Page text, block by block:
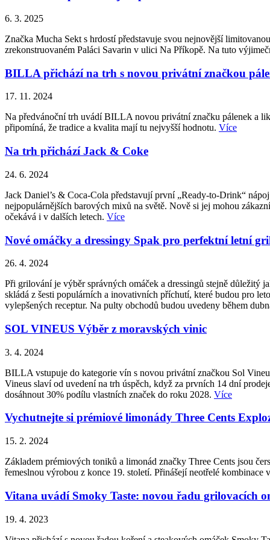
6. 3. 2025
Značka Mucha Sekt s hrdostí představuje svou nejnovější
zrekonstruovaném Paláci Savarin v ulici Na Příkopě. Na tuto
BILLA přichází na trh s novou privátní značkou
17. 11. 2024
Na předvánoční trh uvádí BILLA novou privátní značku pálenek a
připomíná, že tradice a kvalita mají tu nejvyšší hodnotu. Více
Na trh přichází Jack & Coke
24. 6. 2024
Jack Daniel’s & Coca-Cola představují první „Ready-to-Drink“
nejpopulárnějších barových mixů na světě. Nově si jej mohou
očekává i v dalších letech. Více
Nové omáčky a dressingy Spak pro perfektní letní
26. 4. 2024
Při grilování je výběr správných omáček a dressingů stejně důležitý
skládá z šesti populárních a inovativních příchutí, které budou pro
vylepšených receptur. Na pulty obchodů budou uvedeny během
SOL VINEUS Výběr z moravských vinic
3. 4. 2024
BILLA vstupuje do kategorie vín s novou privátní značkou Sol
Vineus slaví od uvedení na trh úspěch, když za prvních 14 dní
dosáhnout 30% podílu vlastních značek do roku 2028. Více
Vychutnejte si prémiové limonády Three Cents
15. 2. 2024
Základem prémiových toniků a limonád značky Three Cents jsou
řemeslnou výrobou z konce 19. století. Přinášejí neotřelé kombinace
Vitana uvádí Smoky Taste: novou řadu grilovacích
19. 4. 2023